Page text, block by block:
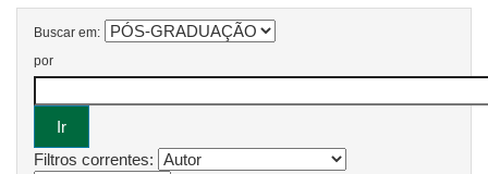
Buscar em:
por
Filtros correntes: